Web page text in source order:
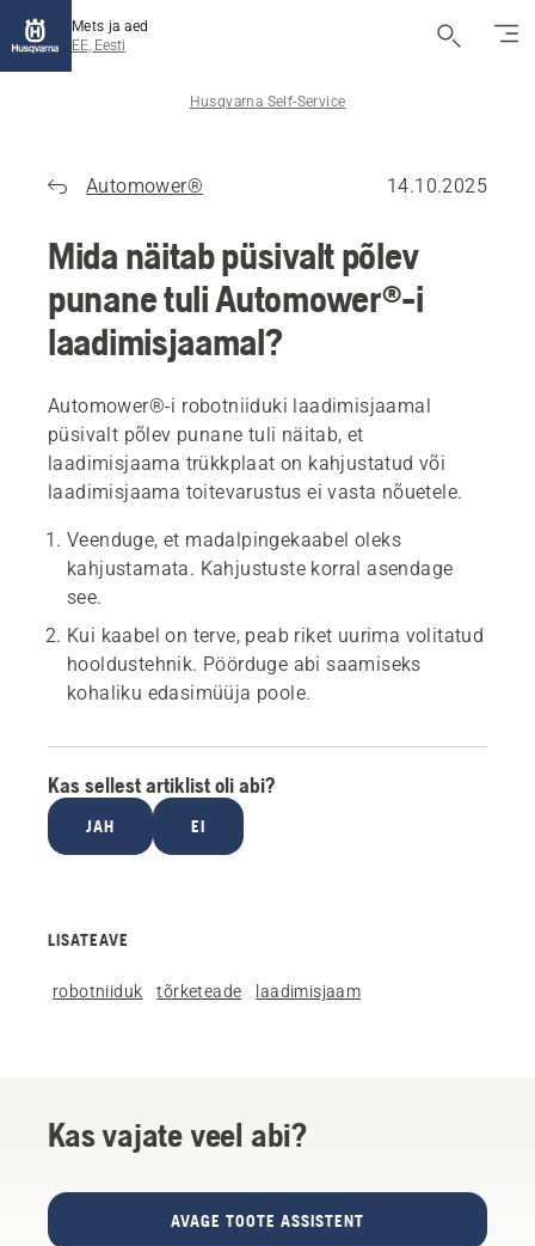
Mets ja aed
EE, Eesti
Husqvarna Self-Service
Automower® 14.10.2025
Mida näitab püsivalt põlev
punane tuli Automower®-i
laadimisjaamal?
Automower®-i robotniiduki laadimisjaamal
püsivalt põlev punane tuli näitab, et
laadimisjaama trükkplaat on kahjustatud või
laadimisjaama toitevarustus ei vasta nõuetele.
Veenduge, et madalpingekaabel oleks
kahjustamata. Kahjustuste korral asendage
see.
Kui kaabel on terve, peab riket uurima volitatud
hooldustehnik. Pöörduge abi saamiseks
kohaliku edasimüüja poole.
Kas sellest artiklist oli abi?
JAH EI
LISATEAVE
robotniiduk tõrketeade laadimisjaam
Kas vajate veel abi?
AVAGE TOOTE ASSISTENT